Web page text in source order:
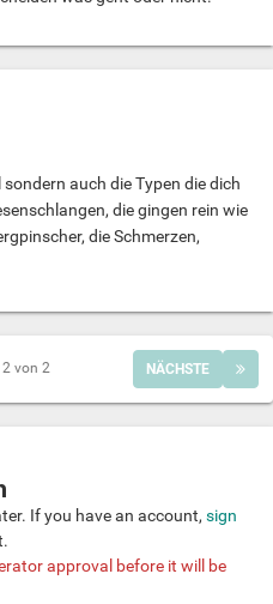
auch die Typen die dich
die gingen rein wie
die Schmerzen,
NÄCHSTE
2 von 2
If you have an account, sign
approval before it will be